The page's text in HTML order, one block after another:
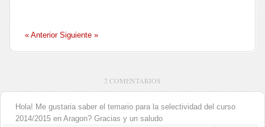
« Anterior Siguiente »
2 COMENTARIOS
Hola! Me gustaria saber el temario para la selectividad del curso
2014/2015 en Aragon? Gracias y un saludo